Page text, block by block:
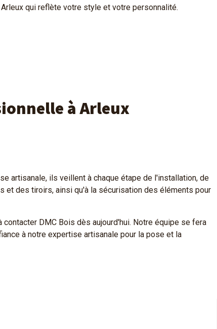
qui reflète votre style et votre personnalité.
à Arleux
artisanale, ils veillent à chaque étape de l'installation, de
et des tiroirs, ainsi qu'à la sécurisation des éléments pour
DMC Bois dès aujourd'hui. Notre équipe se fera
à notre expertise artisanale pour la pose et la